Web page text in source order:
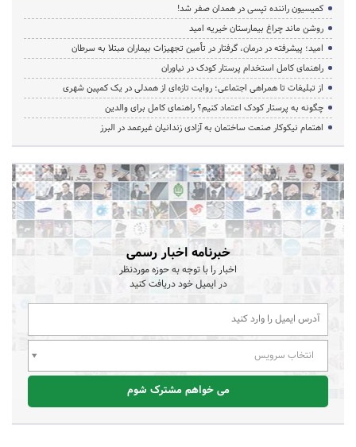
کمیسیون راننده تپسی در همدان صفر شد!
روشن ماند چراغ بیمارستان خیریه امید
امید؛ پیشرفته در درمان، گرفتار در تأمین تجهیزات بیماران مبتلا به سرطان
راهنمای کامل استخدام پرستار کودک در نیاوران
از تبلیغات تا همراهی اجتماعی؛ روایت تازه‌ای از همدلی در یک کمپین شهری
چگونه به پرستار کودک اعتماد کنیم؟ راهنمای کامل برای والدین
اهتمام نیکوکار صنعت ساختمان به آزادی زندانیان غیرعمد در البرز
خبرنامه اخبار رسمی
اخبار را با توجه به حوزه موردنظر
در ایمیل خود دریافت کنید
انتخاب سرویس
می خواهم مشترک شوم